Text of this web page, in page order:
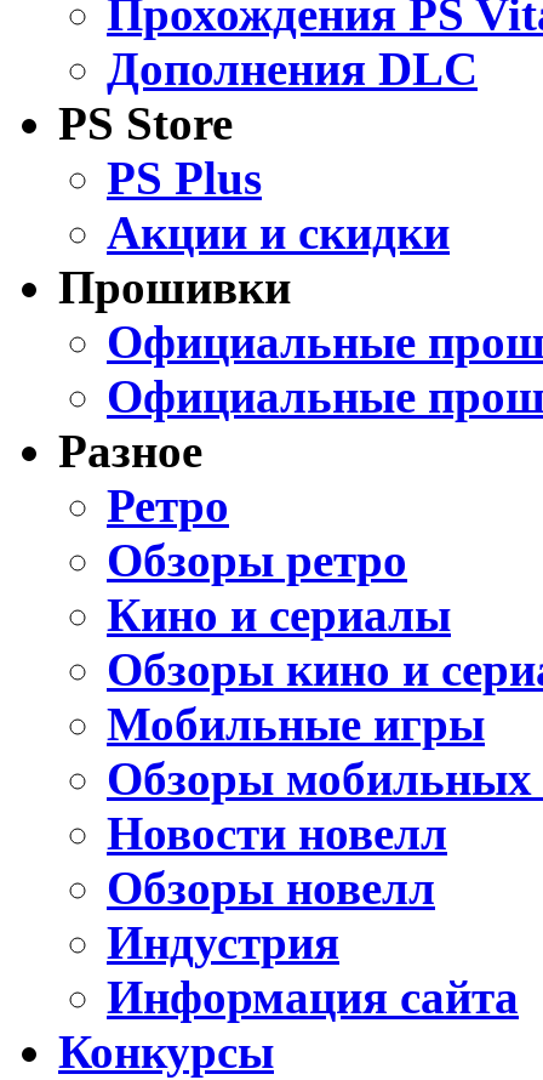
Прохождения PS
Дополнения DLC
PS Store
PS Plus
Акции и скидки
Прошивки
Официальные
Официальные
Разное
Ретро
Обзоры ретро
Кино и сериалы
Обзоры кино и
Мобильные игры
Обзоры мобильных
Новости новелл
Обзоры новелл
Индустрия
Информация сайта
Конкурсы